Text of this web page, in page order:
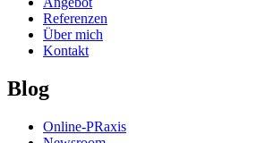
Referenzen
Über mich
Kontakt
Blog
Online-PRaxis